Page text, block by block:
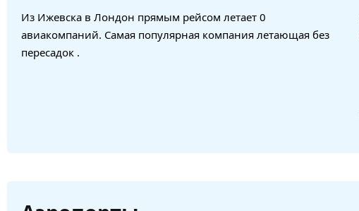
Из Ижевска в Лондон прямым рейсом летает 0
авиакомпаний. Самая популярная компания летающая без
пересадок .